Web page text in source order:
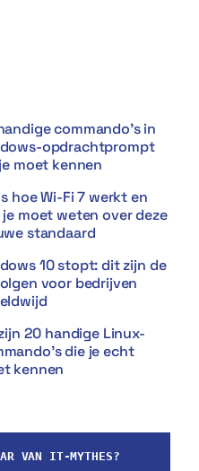
commando’s in
opdrachtprompt
moet kennen
hoe Wi-Fi 7 werkt en
moet weten over deze
standaard
10 stopt: dit zijn de
voor bedrijven
20 handige Linux-
die je echt
kennen
VAN IT-MYTHES?